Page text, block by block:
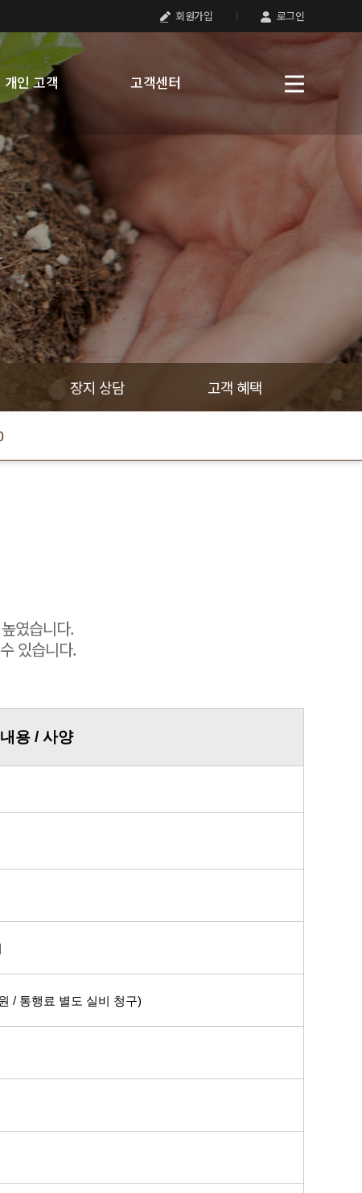
회원가입 로그인
개인 고객 고객센터
장지 상담 고객 혜택
였습니다.
있습니다.
내용 / 사양
/ 통행료 별도 실비 청구)